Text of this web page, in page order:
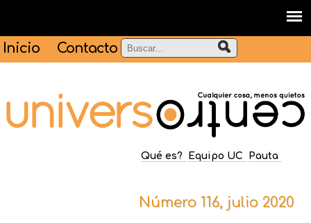
Inicio Contacto
Qué es? Equipo UC Pauta
Número 116, julio 2020